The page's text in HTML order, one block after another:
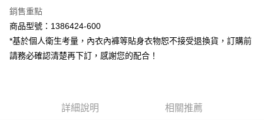
1.本服務由台灣大哥大提供，台灣大哥大用戶可立即使用無須另外申請。
2.付款方式選擇「大哥付你分期」，訂單成立後會自動跳轉到大哥付的交易
流程，驗證手機門號後，選擇欲分期的期數、繳款截止日，確認付款後即完
成交易。
3.實際核准額度、可分期數及費用金額請依後續交易確認頁面所載為準。
1.分期款項不併入電信帳單，「大哥付你分期」於每月結算日後寄送繳費提
AFTEE先享後付
相關說明
【關於「AFTEE先享後付」】
AFTEE先享後付是「在收到商品之後才付款」的支付方式。 讓您購物簡單
ATM付款
每筆NT$70，滿NT$899(含以上)免運費
銷售重點
商品型號：1386424-600
*基於個人衛生考量，內衣內褲等貼身衣物恕不接受退換貨，訂購前
請務必確認清楚再下訂，感謝您的配合！
詳細說明 相關推薦